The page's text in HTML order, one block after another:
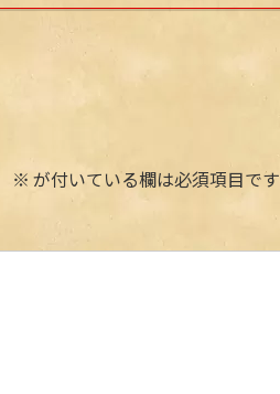
※ が付いている欄は必須項目です